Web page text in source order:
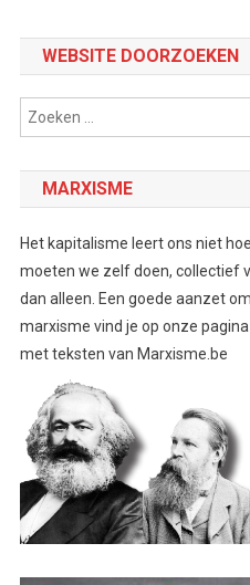
WEBSITE DOORZOEKEN
MARXISME
Het kapitalisme leert ons niet
moeten we zelf doen, collectief
dan alleen. Een goede aanzet
marxisme vind je op onze pagina
met teksten van Marxisme.be